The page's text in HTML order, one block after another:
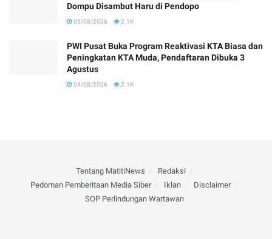
Dompu Disambut Haru di Pendopo
05/08/2026 2.1K
PWI Pusat Buka Program Reaktivasi KTA Biasa dan
Peningkatan KTA Muda, Pendaftaran Dibuka 3
Agustus
04/08/2026 2.1K
Tentang MatitiNews
Redaksi
Pedoman Pemberitaan Media Siber
Iklan
Disclaimer
SOP Perlindungan Wartawan